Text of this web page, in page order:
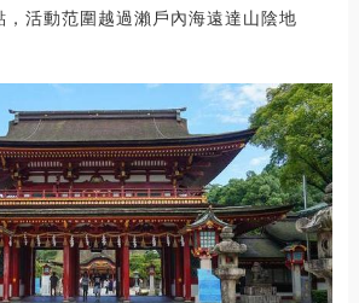
，活動范圍越過瀨戶內海遠達山陰地